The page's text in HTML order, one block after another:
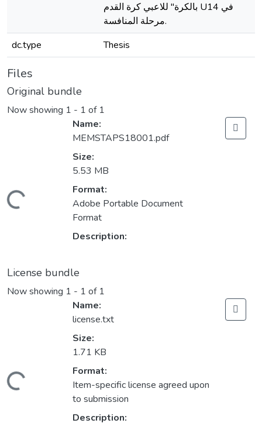
بالكرة" للاعبي كرة القدم U14 في
مرحلة المنافسة.
dc.type Thesis
Files
Original bundle
Now showing 1 - 1 of 1
Loading...
Name:
MEMSTAPS18001.pdf
Size:
5.53 MB
Format:
Adobe Portable Document
Format
Description:
License bundle
Now showing 1 - 1 of 1
Loading...
Name:
license.txt
Size:
1.71 KB
Format:
Item-specific license agreed upon
to submission
Description: